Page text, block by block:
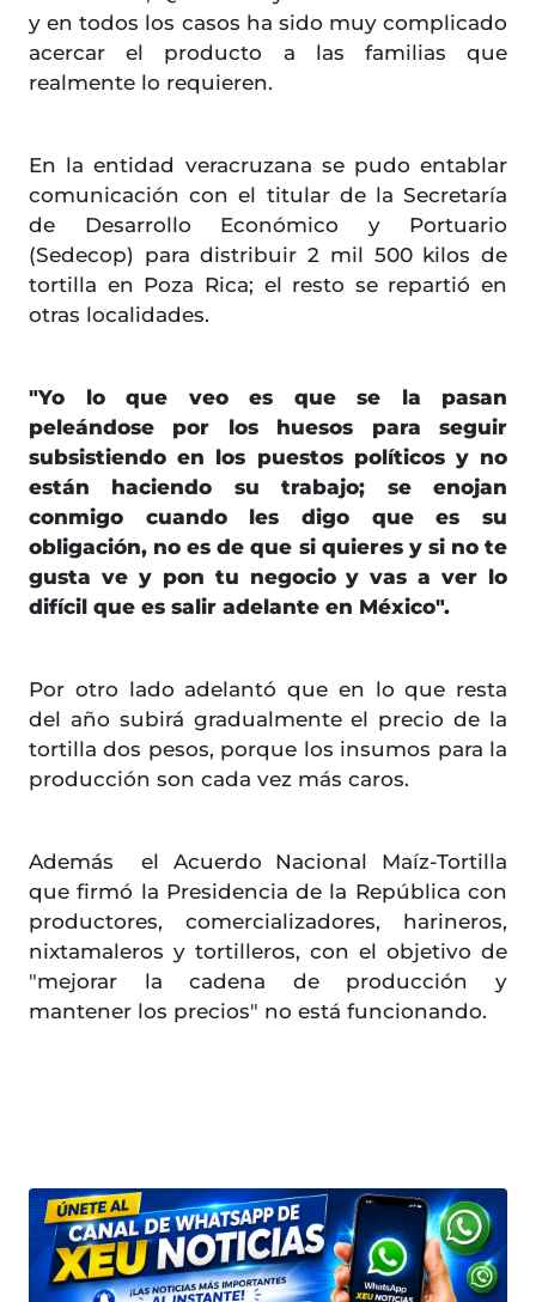
y en todos los casos ha sido muy complicado
acercar el producto a las familias que
realmente lo requieren.
En la entidad veracruzana se pudo entablar
comunicación con el titular de la Secretaría
de Desarrollo Económico y Portuario
(Sedecop) para distribuir 2 mil 500 kilos de
tortilla en Poza Rica; el resto se repartió en
otras localidades.
"Yo lo que veo es que se la pasan
peleándose por los huesos para seguir
subsistiendo en los puestos políticos y no
están haciendo su trabajo; se enojan
conmigo cuando les digo que es su
obligación, no es de que si quieres y si no te
gusta ve y pon tu negocio y vas a ver lo
difícil que es salir adelante en México".
Por otro lado adelantó que en lo que resta
del año subirá gradualmente el precio de la
tortilla dos pesos, porque los insumos para la
producción son cada vez más caros.
Además el Acuerdo Nacional Maíz-Tortilla
que firmó la Presidencia de la República con
productores, comercializadores, harineros,
nixtamaleros y tortilleros, con el objetivo de
"mejorar la cadena de producción y
mantener los precios" no está funcionando.